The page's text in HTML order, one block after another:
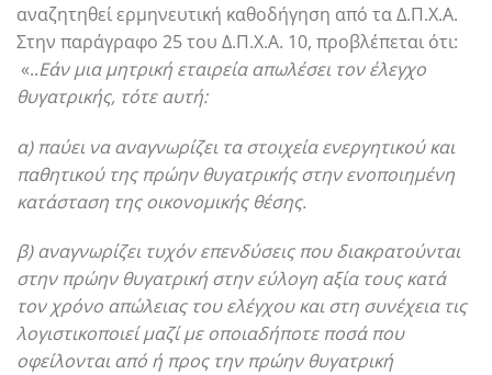
αναζητηθεί ερμηνευτική καθοδήγηση από τα Δ.Π.Χ.Α.
Στην παράγραφο 25 του Δ.Π.Χ.Α. 10, προβλέπεται ότι:
«..Εάν μια μητρική εταιρεία απωλέσει τον έλεγχο
θυγατρικής, τότε αυτή:
α) παύει να αναγνωρίζει τα στοιχεία ενεργητικού και
παθητικού της πρώην θυγατρικής στην ενοποιημένη
κατάσταση της οικονομικής θέσης.
β) αναγνωρίζει τυχόν επενδύσεις που διακρατούνται
στην πρώην θυγατρική στην εύλογη αξία τους κατά
τον χρόνο απώλειας του ελέγχου και στη συνέχεια τις
λογιστικοποιεί μαζί με οποιαδήποτε ποσά που
οφείλονται από ή προς την πρώην θυγατρική